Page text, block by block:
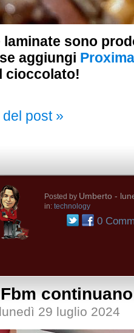
laminate sono
aggiungi Proxima
cioccolato!
post »
Posted by Umberto -
in: technology
0
29 luglio 2024